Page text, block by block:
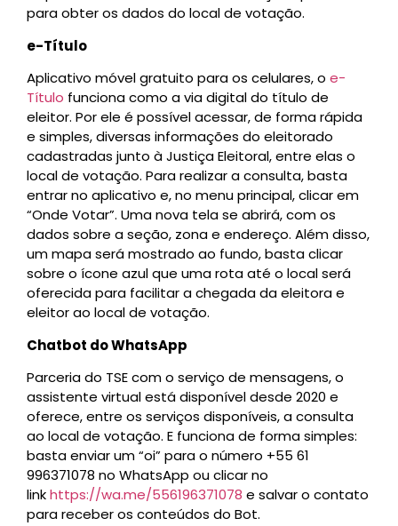
para obter os dados do local de votação.
e-Título
Aplicativo móvel gratuito para os celulares, o e-
Título funciona como a via digital do título de
eleitor. Por ele é possível acessar, de forma rápida
e simples, diversas informações do eleitorado
cadastradas junto à Justiça Eleitoral, entre elas o
local de votação. Para realizar a consulta, basta
entrar no aplicativo e, no menu principal, clicar em
“Onde Votar”. Uma nova tela se abrirá, com os
dados sobre a seção, zona e endereço. Além disso,
um mapa será mostrado ao fundo, basta clicar
sobre o ícone azul que uma rota até o local será
oferecida para facilitar a chegada da eleitora e
eleitor ao local de votação.
Chatbot do WhatsApp
Parceria do TSE com o serviço de mensagens, o
assistente virtual está disponível desde 2020 e
oferece, entre os serviços disponíveis, a consulta
ao local de votação. E funciona de forma simples:
basta enviar um “oi” para o número +55 61
996371078 no WhatsApp ou clicar no
linkhttps://wa.me/556196371078 e salvar o contato
para receber os conteúdos do Bot.